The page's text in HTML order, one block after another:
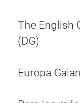
The English
(DG)
Europa